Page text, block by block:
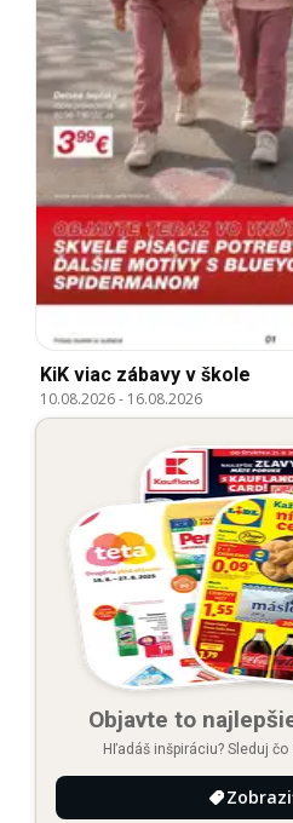
KiK viac zábavy v škole
10.08.2026- 16.08.2026
Objavte to
Hľadáš inšpiráciu? Sleduj